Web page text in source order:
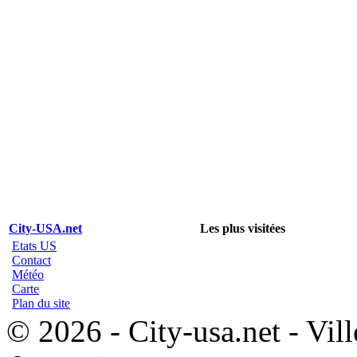
City-USA.net
Les plus visitées
Etats US
Contact
Météo
Carte
Plan du site
© 2026 - City-usa.net -